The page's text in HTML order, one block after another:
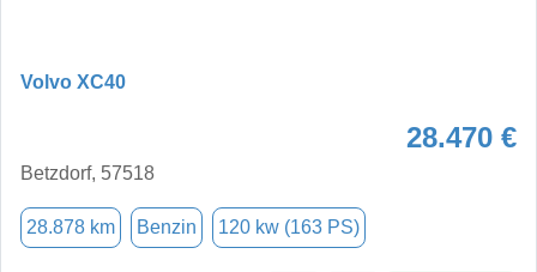
Volvo XC40
28.470 €
Betzdorf, 57518
28.878 km Benzin 120 kw (163 PS)